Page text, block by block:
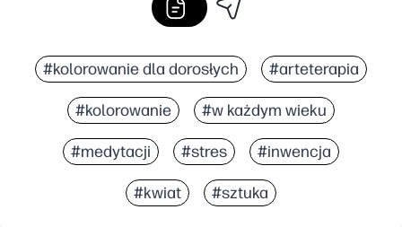
#kolorowanie dla dorosłych #arteterapia
#kolorowanie #w każdym wieku
#medytacji #stres #inwencja
#kwiat #sztuka